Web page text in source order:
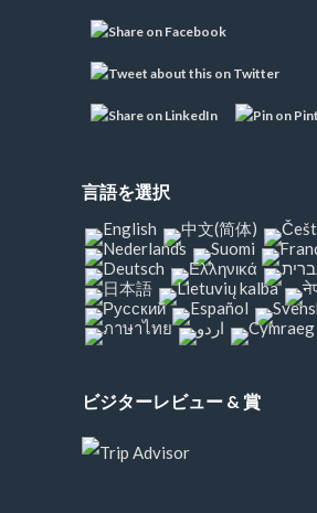
言語を選択
ビジターレビュー & 賞